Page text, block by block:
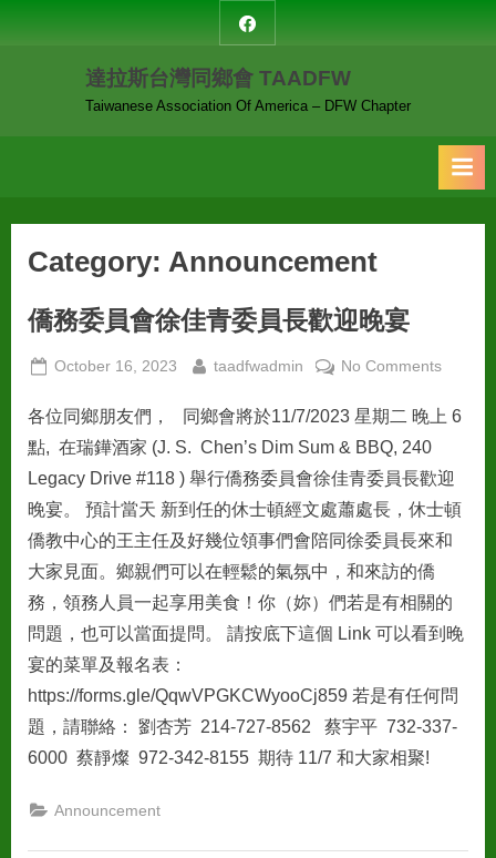
達
拉
斯
台
達拉斯台灣同鄉會 TAADFW
Taiwanese Association Of America – DFW Chapter
Category: Announcement
僑務委員會徐佳青委員長歡迎晚宴
Posted
October 16, 2023 By
taadfwadmin No Commentson
務
員
徐
佳
委
長
迎
晚
各位同鄉朋友們， 同鄉會將於11/7/2023 星期二 晚上 6
點, 在瑞鏵酒家 (J. S. Chen’s Dim Sum & BBQ, 240
Legacy Drive #118 ) 舉行僑務委員會徐佳青委員長歡迎
晚宴。 預計當天 新到任的休士頓經文處蕭處長，休士頓
僑教中心的王主任及好幾位領事們會陪同徐委員長來和
大家見面。鄉親們可以在輕鬆的氣氛中，和來訪的僑
務，領務人員一起享用美食！你（妳）們若是有相關的
問題，也可以當面提問。 請按底下這個 Link 可以看到晚
宴的菜單及報名表：
https://forms.gle/QqwVPGKCWyooCj859 若是有任何問
題，請聯絡： 劉杏芳 214-727-8562 蔡宇平 732-337-
6000 蔡靜燦 972-342-8155 期待 11/7 和大家相聚!
Announcement